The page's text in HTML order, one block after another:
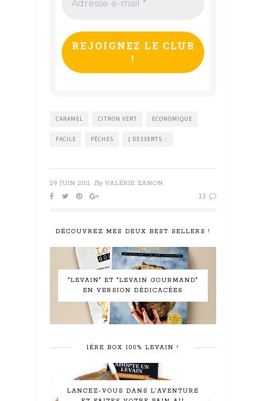
e-
*
CARAMEL CITRON VERT ECONOMIQUE
FACILE PÊCHES { DESSERTS ::
29 JUIN 2011 By VALÉRIE ZANON
13
DÉCOUVREZ MES DEUX BEST SELLERS !
"LEVAIN" ET "LEVAIN GOURMAND"
EN VERSION DÉDICACÉES
1ÈRE BOX 100% LEVAIN !
LANCEZ-VOUS DANS L'AVENTURE